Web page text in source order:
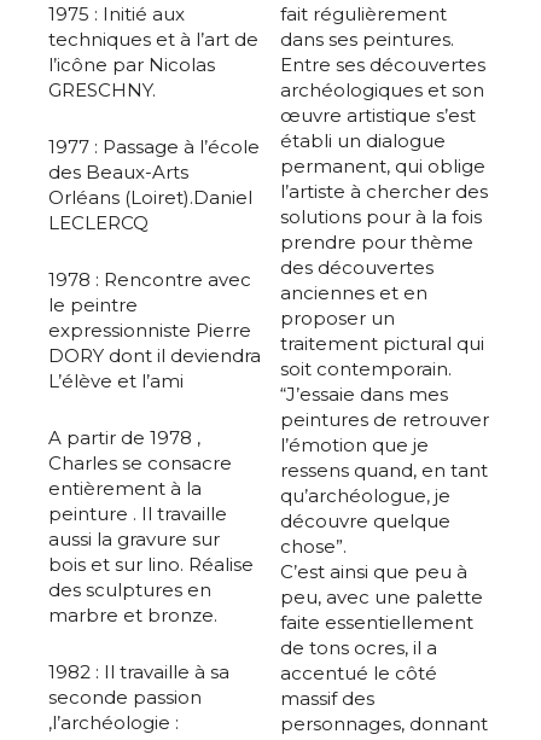
1975 : Initié aux
techniques et à l’art de
l’icône par Nicolas
GRESCHNY.
1977 : Passage à l’école
des Beaux-Arts
Orléans (Loiret).Daniel
LECLERCQ
1978 : Rencontre avec
le peintre
expressionniste Pierre
DORY dont il deviendra
L’élève et l’ami
A partir de 1978 ,
Charles se consacre
entièrement à la
peinture . Il travaille
aussi la gravure sur
bois et sur lino. Réalise
des sculptures en
marbre et bronze.
1982 : Il travaille à sa
seconde passion
,l’archéologie :
fait régulièrement
dans ses peintures.
Entre ses découvertes
archéologiques et son
œuvre artistique s’est
établi un dialogue
permanent, qui oblige
l’artiste à chercher des
solutions pour à la fois
prendre pour thème
des découvertes
anciennes et en
proposer un
traitement pictural qui
soit contemporain.
“J’essaie dans mes
peintures de retrouver
l’émotion que je
ressens quand, en tant
qu’archéologue, je
découvre quelque
chose”.
C’est ainsi que peu à
peu, avec une palette
faite essentiellement
de tons ocres, il a
accentué le côté
massif des
personnages, donnant